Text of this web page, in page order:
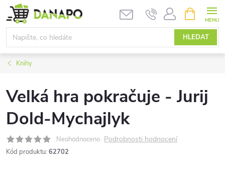
Přejít
na
obsah
HLEDAT
NÁKUPNÍ
KOŠÍK
Knihy
Velká hra pokračuje - Jurij
Dold-Mychajlyk
Neohodnoceno Podrobnosti hodnocení
Kód produktu: 62702